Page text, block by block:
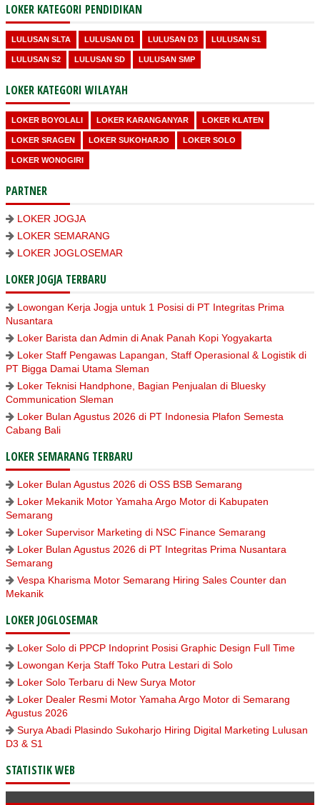
LOKER KATEGORI PENDIDIKAN
LULUSAN SLTA LULUSAN D1 LULUSAN D3 LULUSAN S1
LULUSAN S2 LULUSAN SD LULUSAN SMP
LOKER KATEGORI WILAYAH
LOKER BOYOLALI LOKER KARANGANYAR LOKER KLATEN
LOKER SRAGEN LOKER SUKOHARJO LOKER SOLO
LOKER WONOGIRI
PARTNER
LOKER JOGJA
LOKER SEMARANG
LOKER JOGLOSEMAR
LOKER JOGJA TERBARU
Lowongan Kerja Jogja untuk 1 Posisi di PT Integritas Prima
Nusantara
Loker Barista dan Admin di Anak Panah Kopi Yogyakarta
Loker Staff Pengawas Lapangan, Staff Operasional & Logistik di
PT Bigga Damai Utama Sleman
Loker Teknisi Handphone, Bagian Penjualan di Bluesky
Communication Sleman
Loker Bulan Agustus 2026 di PT Indonesia Plafon Semesta
Cabang Bali
LOKER SEMARANG TERBARU
Loker Bulan Agustus 2026 di OSS BSB Semarang
Loker Mekanik Motor Yamaha Argo Motor di Kabupaten
Semarang
Loker Supervisor Marketing di NSC Finance Semarang
Loker Bulan Agustus 2026 di PT Integritas Prima Nusantara
Semarang
Vespa Kharisma Motor Semarang Hiring Sales Counter dan
Mekanik
LOKER JOGLOSEMAR
Loker Solo di PPCP Indoprint Posisi Graphic Design Full Time
Lowongan Kerja Staff Toko Putra Lestari di Solo
Loker Solo Terbaru di New Surya Motor
Loker Dealer Resmi Motor Yamaha Argo Motor di Semarang
Agustus 2026
Surya Abadi Plasindo Sukoharjo Hiring Digital Marketing Lulusan
D3 & S1
STATISTIK WEB